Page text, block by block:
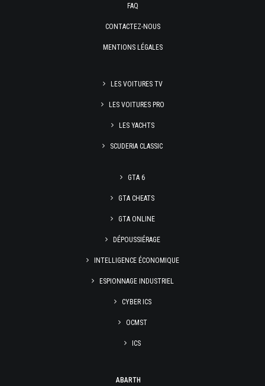
FAQ
CONTACTEZ-NOUS
MENTIONS LÉGALES
LES VOITURES TV
LES VOITURES PRO
LES YACHTS
SCUDERIA CLASSIC
GTA 6
GTA CHEATS
GTA ONLINE
DÉPOUSSIÉRAGE
INTELLIGENCE ÉCONOMIQUE
ESPIONNAGE INDUSTRIEL
CYBER ICS
OCMST
ICS
ABARTH